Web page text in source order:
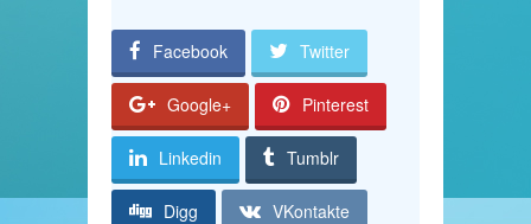
Facebook Twitter
Google+ Pinterest
Linkedin Tumblr
Digg VKontakte